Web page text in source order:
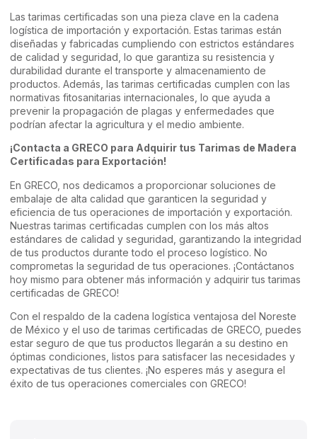
Las tarimas certificadas son una pieza clave en la cadena
logística de importación y exportación. Estas tarimas están
diseñadas y fabricadas cumpliendo con estrictos estándares
de calidad y seguridad, lo que garantiza su resistencia y
durabilidad durante el transporte y almacenamiento de
productos. Además, las tarimas certificadas cumplen con las
normativas fitosanitarias internacionales, lo que ayuda a
prevenir la propagación de plagas y enfermedades que
podrían afectar la agricultura y el medio ambiente.
¡Contacta a GRECO para Adquirir tus Tarimas de Madera
Certificadas para Exportación!
En GRECO, nos dedicamos a proporcionar soluciones de
embalaje de alta calidad que garanticen la seguridad y
eficiencia de tus operaciones de importación y exportación.
Nuestras tarimas certificadas cumplen con los más altos
estándares de calidad y seguridad, garantizando la integridad
de tus productos durante todo el proceso logístico. No
comprometas la seguridad de tus operaciones. ¡Contáctanos
hoy mismo para obtener más información y adquirir tus tarimas
certificadas de GRECO!
Con el respaldo de la cadena logística ventajosa del Noreste
de México y el uso de tarimas certificadas de GRECO, puedes
estar seguro de que tus productos llegarán a su destino en
óptimas condiciones, listos para satisfacer las necesidades y
expectativas de tus clientes. ¡No esperes más y asegura el
éxito de tus operaciones comerciales con GRECO!